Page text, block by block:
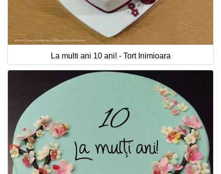
La multi ani 10 ani! - Tort Inimioara